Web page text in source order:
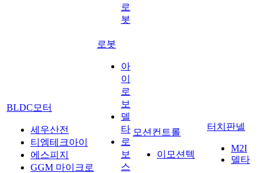
로
봇
BLDC모터
세우산전
티엠테크아이
에스피지
GGM 마이크로
로봇
아
이
로
보
델
타
로
보
스
모션컨트롤
이모션텍
터치판넬
M2I
델타